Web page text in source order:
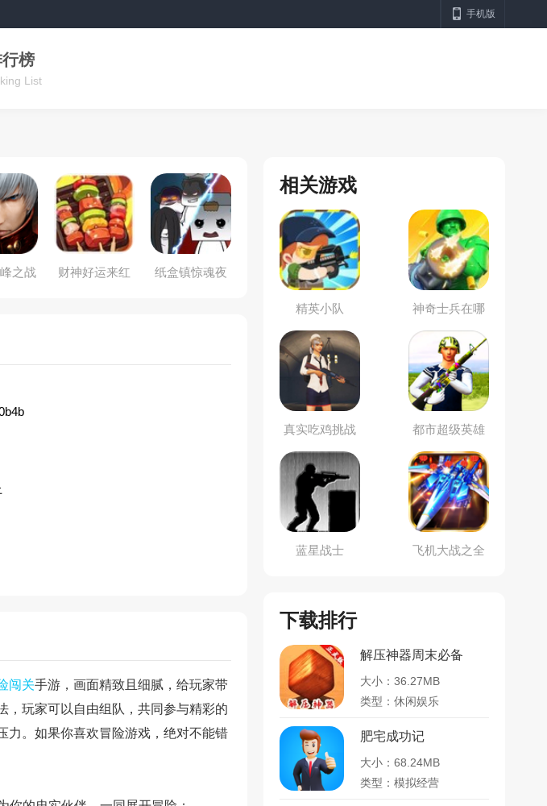
手机版
榜
List
之战
财神好运来红
纸盒镇惊魂夜
闯关手游，画面精致且细腻，给玩家带
，玩家可以自由组队，共同参与精彩的
力。如果你喜欢冒险游戏，绝对不能错
相关游戏
精英小队
神奇士兵在哪
里
真实吃鸡挑战
都市超级英雄
乱斗
蓝星战士
飞机大战之全
下载排行
解压神器周末必备
大小：36.27MB
类型：休闲娱乐
肥宅成功记
大小：68.24MB
类型：模拟经营